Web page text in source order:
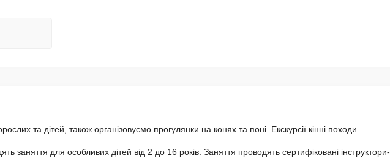
та дітей, також організовуємо прогулянки на конях та поні. Екскурсії кінні походи.
заняття для особливих дітей від 2 до 16 років. Заняття проводять сертифіковані інструктори-